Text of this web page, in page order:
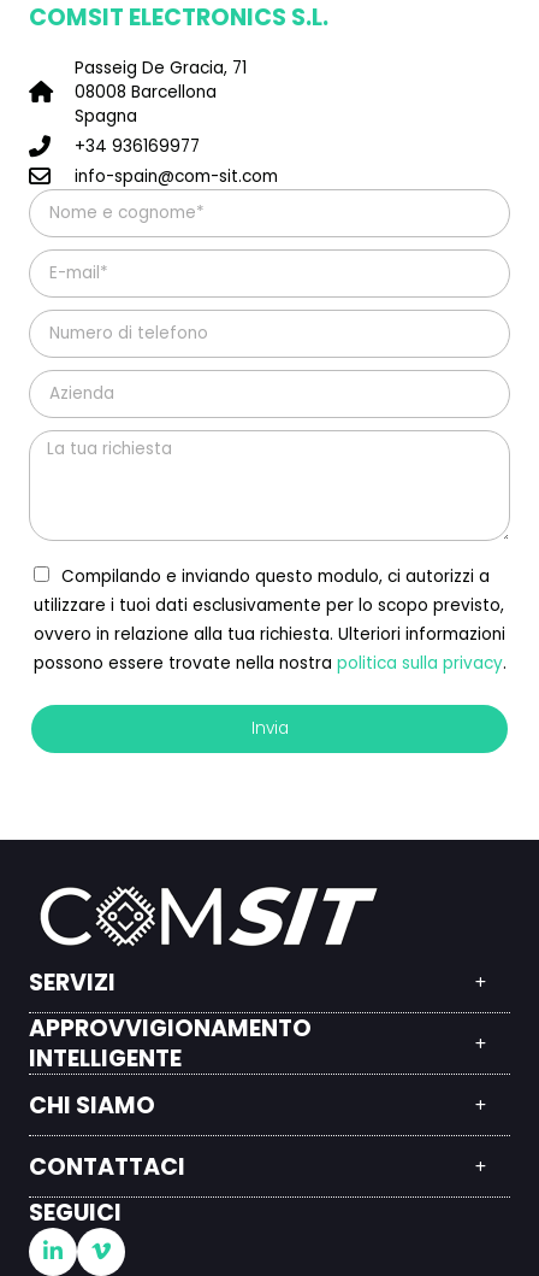
COMSIT ELECTRONICS S.L.
Passeig De Gracia, 71
08008 Barcellona
Spagna
+34 936169977
info-spain@com-sit.com
Compilando e inviando questo modulo, ci autorizzi a
utilizzare i tuoi dati esclusivamente per lo scopo previsto,
ovvero in relazione alla tua richiesta. Ulteriori informazioni
possono essere trovate nella nostra politica sulla privacy.
Invia
SERVIZI
APPROVVIGIONAMENTO
INTELLIGENTE
CHI SIAMO
CONTATTACI
SEGUICI